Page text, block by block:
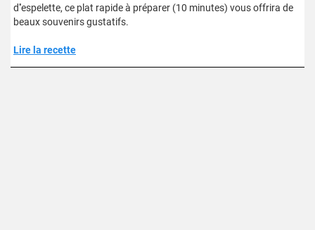
d''espelette, ce plat rapide à préparer (10 minutes) vous offrira de
beaux souvenirs gustatifs.
Lire la recette